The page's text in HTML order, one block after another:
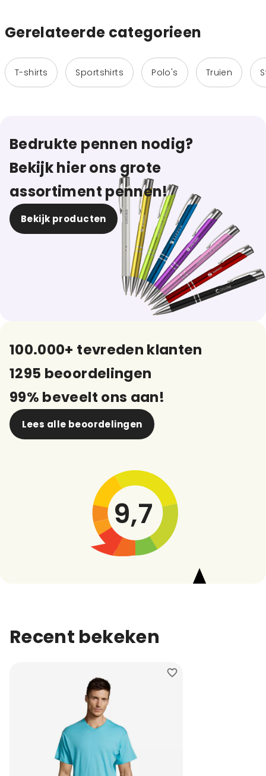
Gerelateerde categorieen
T-shirts Sportshirts Polo's Truien
Bedrukte pennen nodig?
Bekijk hier ons grote
assortiment pennen!
Bekijk producten
100.000+ tevreden klanten
1295 beoordelingen
99% beveelt ons aan!
Lees alle beoordelingen
9,7
Recent bekeken